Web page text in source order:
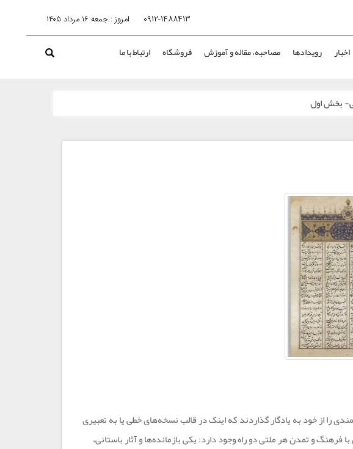
0912-1488413 امروز : جمعه ۱۶ مرداد ۱۴۰۵
اخبار رویدادها مصاحبه، مقاله و آموزش فروشگاه ارتباط با ما
بخش اول
را از خود به یادگار گذاردند که اینک در قالب نسخه‌های خطی یا به تعبیری
و تمدن هر ملتی دو راه وجود دارد: یکی بازمانده‌ها و آثار باستانی،